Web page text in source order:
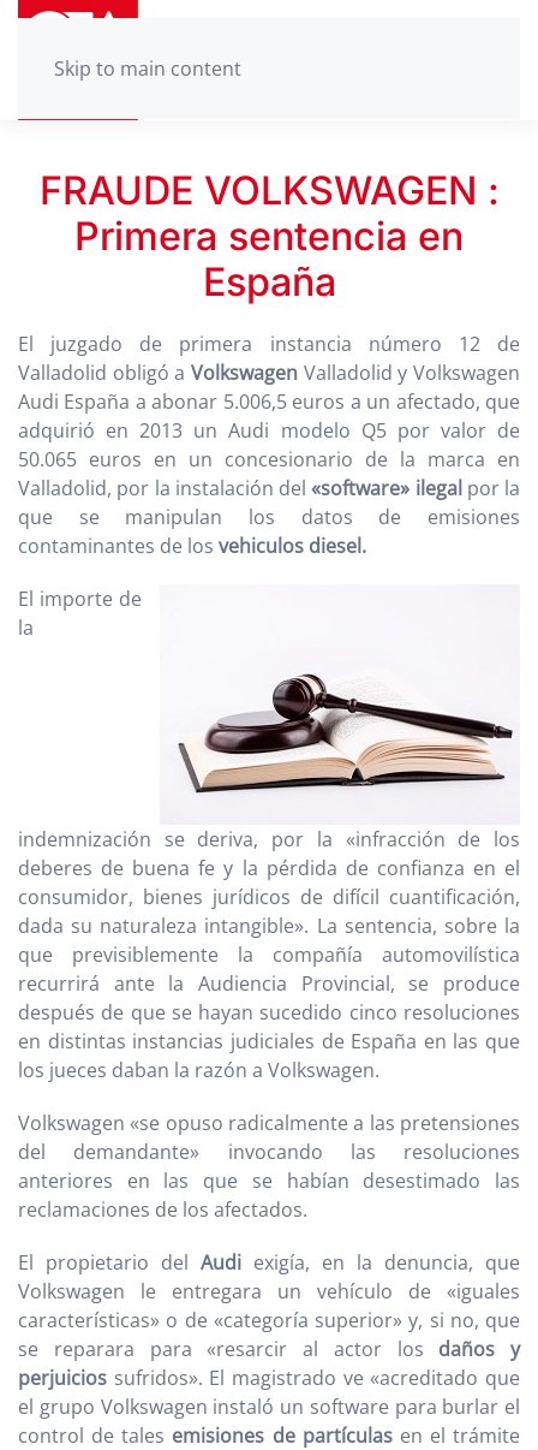
Skip to main content
FRAUDE VOLKSWAGEN :
Primera sentencia en
España
El juzgado de primera instancia número 12 de
Valladolid obligó a Volkswagen Valladolid y Volkswagen
Audi España a abonar 5.006,5 euros a un afectado, que
adquirió en 2013 un Audi modelo Q5 por valor de
50.065 euros en un concesionario de la marca en
Valladolid, por la instalación del«software» ilegal por la
que se manipulan los datos de emisiones
contaminantes de los vehiculos diesel.
El importe de
la
indemnización se deriva, por la «infracción de los
deberes de buena fe y la pérdida de confianza en el
consumidor, bienes jurídicos de difícil cuantificación,
dada su naturaleza intangible». La sentencia, sobre la
que previsiblemente la compañía automovilística
recurrirá ante la Audiencia Provincial, se produce
después de que se hayan sucedido cinco resoluciones
en distintas instancias judiciales de España en las que
los jueces daban la razón a Volkswagen.
Volkswagen «se opuso radicalmente a las pretensiones
del demandante» invocando las resoluciones
anteriores en las que se habían desestimado las
reclamaciones de los afectados.
El propietario del Audi exigía, en la denuncia, que
Volkswagen le entregara un vehículo de «iguales
características» o de «categoría superior» y, si no, que
se reparara para «resarcir al actor los daños y
perjuicios sufridos». El magistrado ve «acreditado que
el grupo Volkswagen instaló un software para burlar el
control de tales emisiones de partículasen el trámite